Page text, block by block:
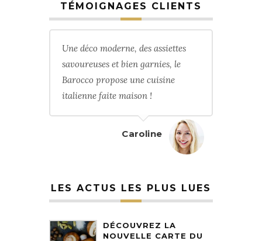
TÉMOIGNAGES CLIENTS
Une déco moderne, des assiettes
savoureuses et bien garnies, le
Barocco propose une cuisine
italienne faite maison !
Caroline
LES ACTUS LES PLUS LUES
DÉCOUVREZ LA
NOUVELLE CARTE DU